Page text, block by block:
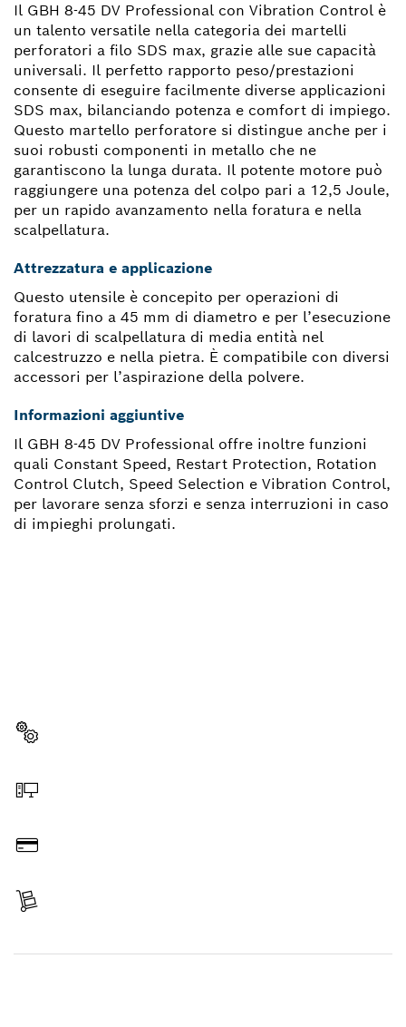
Il GBH 8-45 DV Professional con Vibration Control è
un talento versatile nella categoria dei martelli
perforatori a filo SDS max, grazie alle sue capacità
universali. Il perfetto rapporto peso/prestazioni
consente di eseguire facilmente diverse applicazioni
SDS max, bilanciando potenza e comfort di impiego.
Questo martello perforatore si distingue anche per i
suoi robusti componenti in metallo che ne
garantiscono la lunga durata. Il potente motore può
raggiungere una potenza del colpo pari a 12,5 Joule,
per un rapido avanzamento nella foratura e nella
scalpellatura.
Attrezzatura e applicazione
Questo utensile è concepito per operazioni di
foratura fino a 45 mm di diametro e per l’esecuzione
di lavori di scalpellatura di media entità nel
calcestruzzo e nella pietra. È compatibile con diversi
accessori per l’aspirazione della polvere.
Informazioni aggiuntive
Il GBH 8-45 DV Professional offre inoltre funzioni
quali Constant Speed, Restart Protection, Rotation
Control Clutch, Speed Selection e Vibration Control,
per lavorare senza sforzi e senza interruzioni in caso
di impieghi prolungati.